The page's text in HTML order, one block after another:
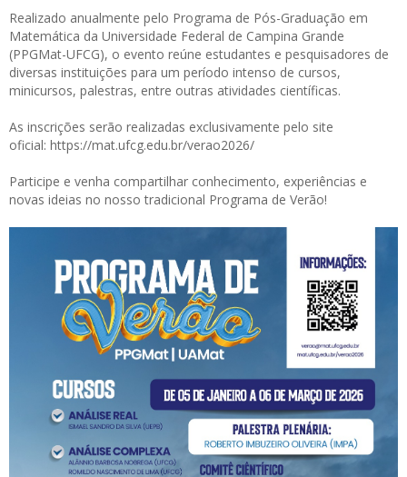
Realizado anualmente pelo Programa de Pós-Graduação em
Matemática da Universidade Federal de Campina Grande
(PPGMat-UFCG), o evento reúne estudantes e pesquisadores de
diversas instituições para um período intenso de cursos,
minicursos, palestras, entre outras atividades científicas.
As inscrições serão realizadas exclusivamente pelo site
oficial: https://mat.ufcg.edu.br/verao2026/
Participe e venha compartilhar conhecimento, experiências e
novas ideias no nosso tradicional Programa de Verão!